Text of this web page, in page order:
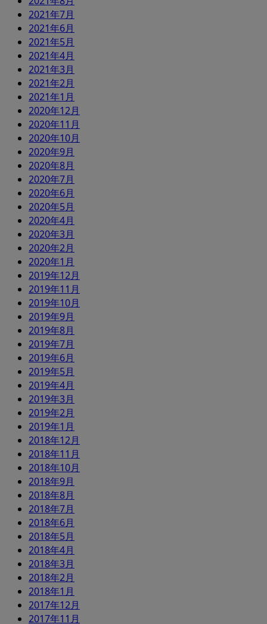
2021年7月
2021年6月
2021年5月
2021年4月
2021年3月
2021年2月
2021年1月
2020年12月
2020年11月
2020年10月
2020年9月
2020年8月
2020年7月
2020年6月
2020年5月
2020年4月
2020年3月
2020年2月
2020年1月
2019年12月
2019年11月
2019年10月
2019年9月
2019年8月
2019年7月
2019年6月
2019年5月
2019年4月
2019年3月
2019年2月
2019年1月
2018年12月
2018年11月
2018年10月
2018年9月
2018年8月
2018年7月
2018年6月
2018年5月
2018年4月
2018年3月
2018年2月
2018年1月
2017年12月
2017年11月